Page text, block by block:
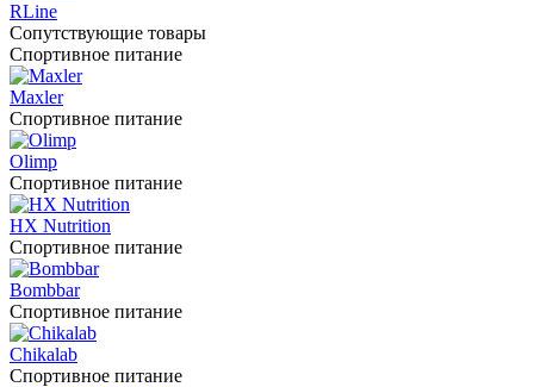
RLine
Сопутствующие товары
Спортивное питание
Maxler
Спортивное питание
Olimp
Спортивное питание
HX Nutrition
Спортивное питание
Bombbar
Спортивное питание
Chikalab
Спортивное питание